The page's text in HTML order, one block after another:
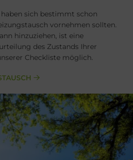
sich bestimmt schon
vornehmen sollten.
hinzuziehen, ist eine
des Zustands Ihrer
Checkliste möglich.